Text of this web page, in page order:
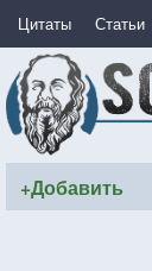
Цитаты Статьи
+Добавить